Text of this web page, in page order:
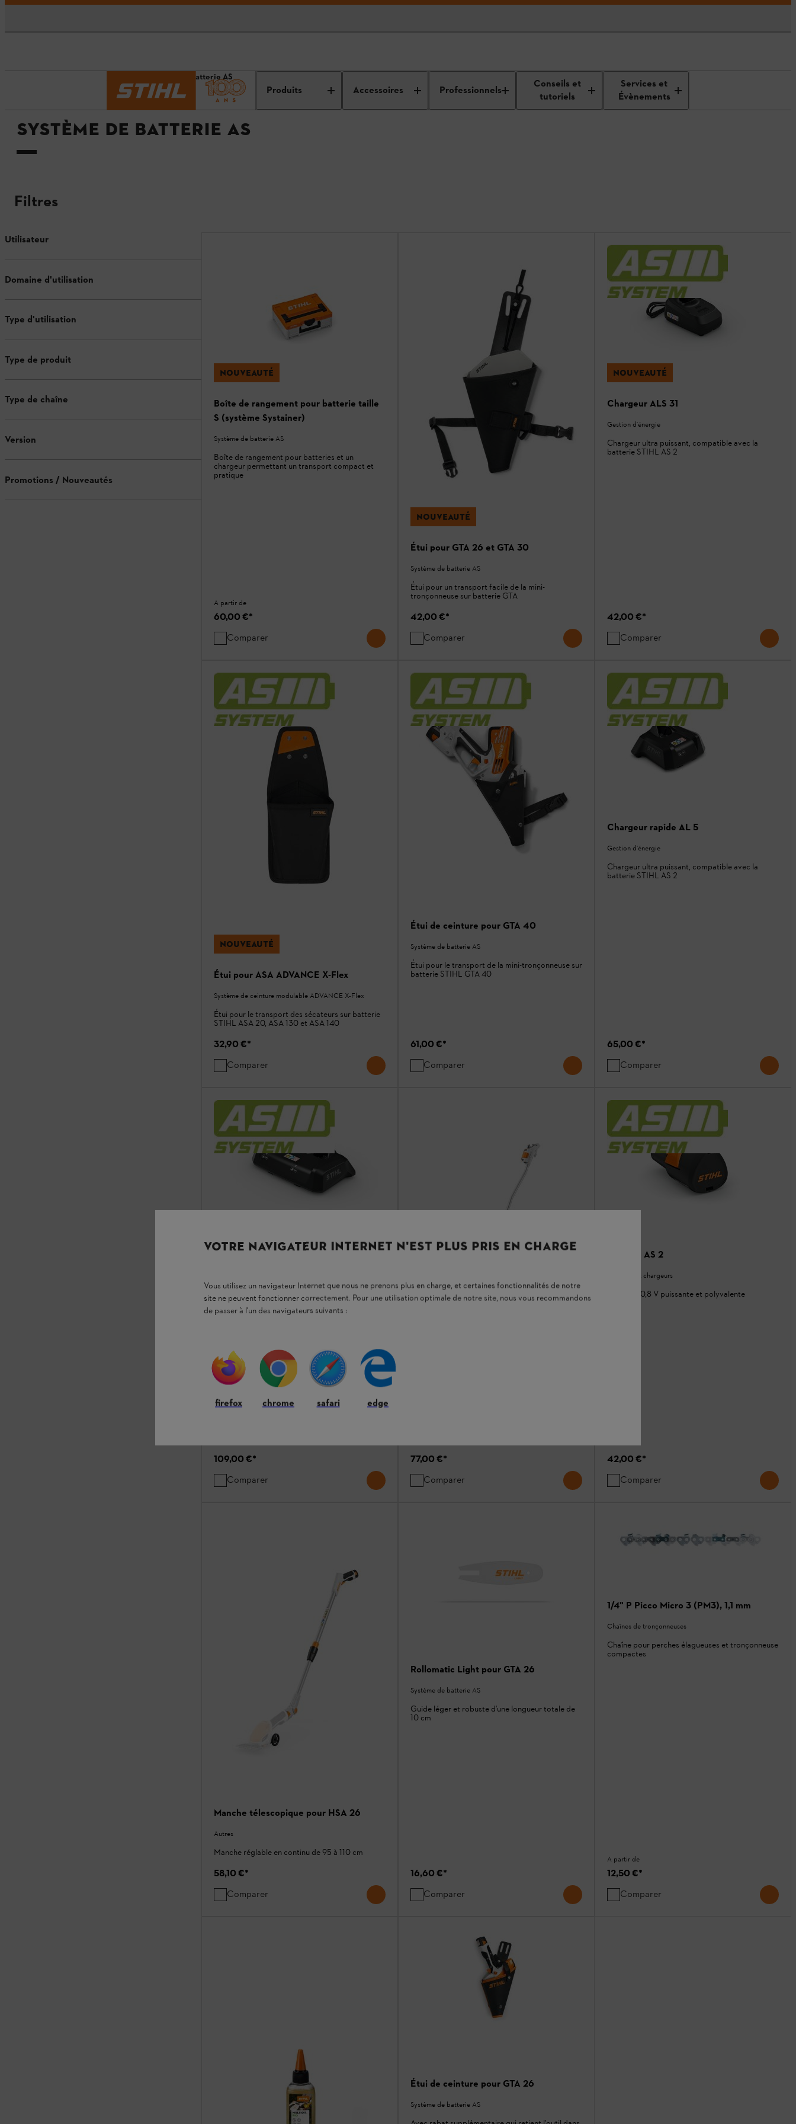
Produits Accessoires Professionnels
Conseils et
tutoriels
Services et
Évènements
Système de batterie AS
SYSTÈME DE BATTERIE AS
Filtres
Utilisateur
Domaine d'utilisation
Type d'utilisation
Type de produit
Type de chaîne
Version
Promotions / Nouveautés
NOUVEAUTÉ
Boîte de rangement pour batterie taille
S (système Systainer)
Système de batterie AS
Boîte de rangement pour batteries et un
chargeur permettant un transport compact et
pratique
A partir de
60,00 €*
Comparer
NOUVEAUTÉ
Étui pour GTA 26 et GTA 30
Système de batterie AS
Étui pour un transport facile de la mini-
tronçonneuse sur batterie GTA
42,00 €*
Comparer
NOUVEAUTÉ
Chargeur ALS 31
Gestion d'énergie
Chargeur ultra puissant, compatible avec la
batterie STIHL AS 2
42,00 €*
Comparer
NOUVEAUTÉ
Étui pour ASA ADVANCE X-Flex
Système de ceinture modulable ADVANCE X-Flex
Étui pour le transport des sécateurs sur batterie
STIHL ASA 20, ASA 130 et ASA 140
32,90 €*
Comparer
Étui de ceinture pour GTA 40
Système de batterie AS
Étui pour le transport de la mini-tronçonneuse sur
batterie STIHL GTA 40
61,00 €*
Comparer
Chargeur rapide AL 5
Gestion d'énergie
Chargeur ultra puissant, compatible avec la
batterie STIHL AS 2
65,00 €*
Comparer
Double chargeur rapide AL 5-2
Double chargeur puissant pour recharger deux
batteries du système STIHL AS
109,00 €*
Comparer
77,00 €*
Comparer
Batterie AS 2
Batteries et chargeurs
Batterie 10,8 V puissante et polyvalente
42,00 €*
Comparer
Manche télescopique pour HSA 26
Autres
Manche réglable en continu de 95 à 110 cm
58,10 €*
Comparer
Rollomatic Light pour GTA 26
Système de batterie AS
Guide léger et robuste d'une longueur totale de
10 cm
16,60 €*
Comparer
1/4" P Picco Micro 3 (PM3), 1,1 mm
Chaînes de tronçonneuses
Chaîne pour perches élagueuses et tronçonneuse
compactes
A partir de
12,50 €*
Comparer
Étui de ceinture pour GTA 26
Système de batterie AS
VOTRE NAVIGATEUR INTERNET N'EST PLUS PRIS EN CHARGE
Vous utilisez un navigateur Internet que nous ne prenons plus en charge, et certaines fonctionnalités de notre
site ne peuvent fonctionner correctement. Pour une utilisation optimale de notre site, nous vous recommandons
de passer à l'un des navigateurs suivants :
firefox chrome safari edge